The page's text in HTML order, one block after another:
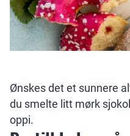
Ønskes det et sunnere
du smelte litt mørk
oppi.